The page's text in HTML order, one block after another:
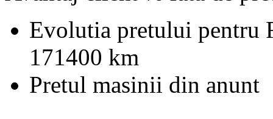
Evolutia pretului pentru
171400 km
Pretul masinii din anunt